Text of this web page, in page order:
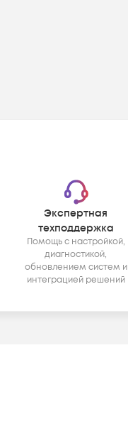
Экспертная
техподдержка
Помощь с настройкой,
диагностикой,
обновлением систем и
интеграцией решений